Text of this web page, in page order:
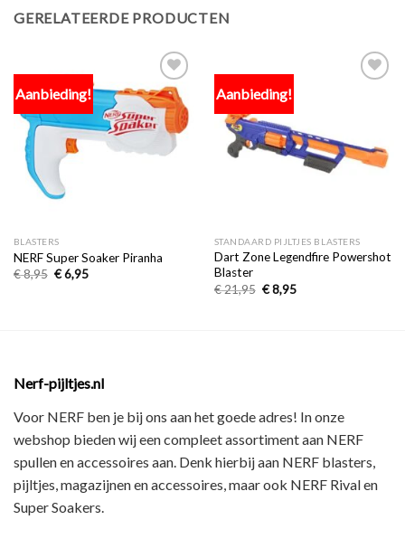
GERELATEERDE PRODUCTEN
Aanbieding!
Toevoegen
aan
verlanglijst
BLASTERS
NERF Super Soaker Piranha
€8,95 €6,95
Aanbieding!
STANDAARD PIJLTJES BLASTERS
Dart Zone Legendfire Powershot
Blaster
€21,95 €8,95
Nerf-pijltjes.nl
Voor NERF ben je bij ons aan het goede adres! In onze
webshop bieden wij eencompleet assortimentaan NERF
spullen en accessoires aan. Denk hierbij aan NERF blasters,
pijltjes, magazijnen en accessoires, maar ook NERF Rival en
Super Soakers.